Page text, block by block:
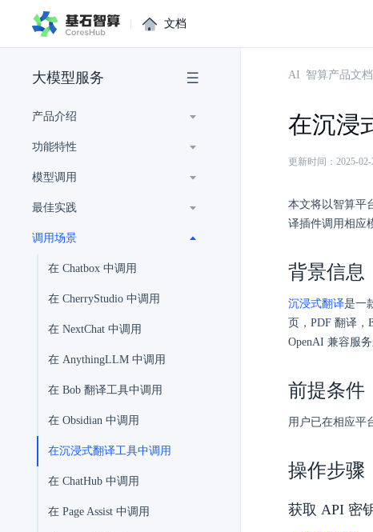
| 文档
大模型服务
产品介绍
功能特性
模型调用
最佳实践
调用场景
在 Chatbox 中调用
在 CherryStudio 中调用
在 NextChat 中调用
在 AnythingLLM 中调用
在 Bob 翻译工具中调用
在 Obsidian 中调用
在沉浸式翻译工具中调用
在 ChatHub 中调用
在 Page Assist 中调用
AI 智算产品文档
在沉浸
更新时间：2025-02-
本文将以智算平
译插件调用相应
背景信息
沉浸式翻译是一
页，PDF 翻译，
OpenAI 兼容服
前提条件
用户已在相应平
操作步骤
获取 API 密